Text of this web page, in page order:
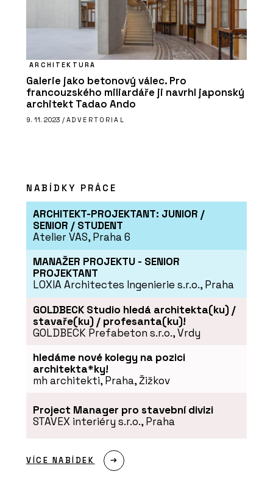
ARCHITEKTURA
Galerie jako betonový válec. Pro
francouzského miliardáře ji navrhl japonský
architekt Tadao Ando
9. 11. 2023 / ADVERTORIAL
NABÍDKY PRÁCE
ARCHITEKT-PROJEKTANT: JUNIOR /
SENIOR / STUDENT
Atelier VAS, Praha 6
MANAŽER PROJEKTU - SENIOR
PROJEKTANT
LOXIA Architectes Ingenierie s.r.o., Praha
GOLDBECK Studio hledá architekta(ku) /
stavaře(ku) / profesanta(ku)!
GOLDBECK Prefabeton s.r.o., Vrdy
hledáme nové kolegy na pozici
architekta*ky!
mh architekti, Praha, Žižkov
Project Manager pro stavební divizi
STAVEX interiéry s.r.o., Praha
VÍCE NABÍDEK